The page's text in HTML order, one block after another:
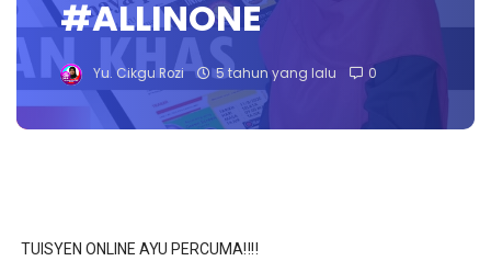
#ALLINONE
Yu. Cikgu Rozi 5 tahun yang lalu 0
TUISYEN ONLINE AYU PERCUMA‼️‼️